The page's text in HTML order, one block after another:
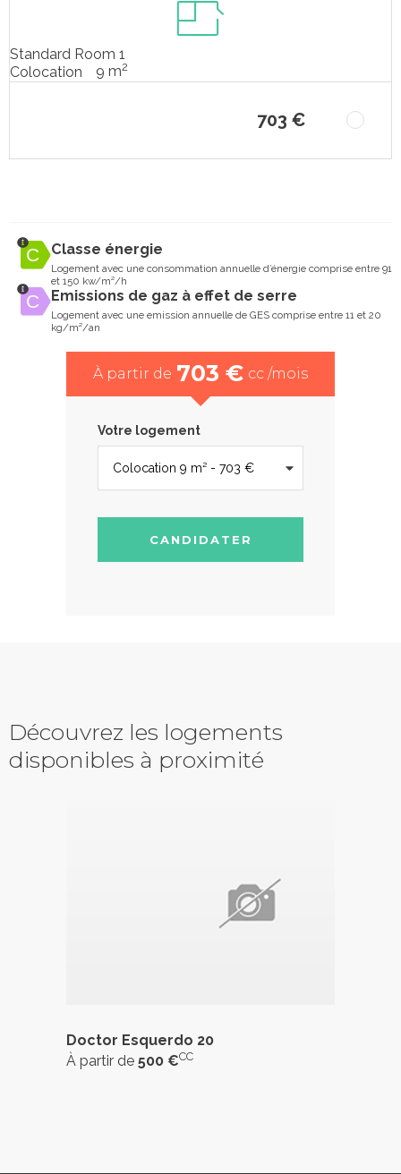
Standard Room 1
Colocation
9 m2
703 €
Classe énergie
Logement avec une consommation annuelle d’énergie comprise entre 91
et 150 kw/m²/h
Emissions de gaz à effet de serre
Logement avec une emission annuelle de GES comprise entre 11 et 20
kg/m²/an
À partir de 703 € cc /mois
Votre logement
CANDIDATER
Découvrez les logements
disponibles à proximité
Doctor Esquerdo 20
À partir de 500 €CC